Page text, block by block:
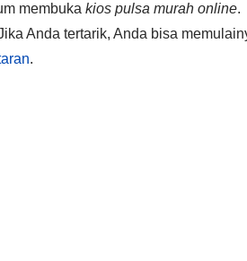
membuka kios pulsa murah online.
Anda tertarik, Anda bisa
.